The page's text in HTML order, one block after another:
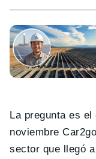
La pregunta es
noviembre
sector que llegó